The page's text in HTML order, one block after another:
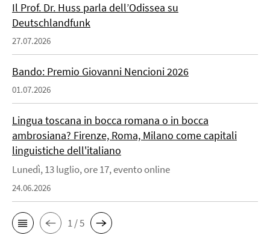
Il Prof. Dr. Huss parla dell’Odissea su
Deutschlandfunk
27.07.2026
Bando: Premio Giovanni Nencioni 2026
01.07.2026
Lingua toscana in bocca romana o in bocca
ambrosiana? Firenze, Roma, Milano come capitali
linguistiche dell'italiano
Lunedì, 13 luglio, ore 17, evento online
24.06.2026
1 / 5